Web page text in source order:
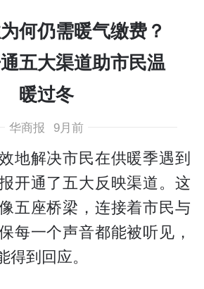
何仍需暖气缴费？
五大渠道助市民温
暖过冬
华商报 9月前
地解决市民在供暖季遇到
开通了五大反映渠道。这
五座桥梁，连接着市民与
每一个声音都能被听见，
得到回应。